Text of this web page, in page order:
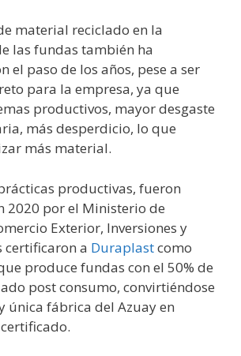
material reciclado en la
las fundas también ha
el paso de los años, pese a ser
para la empresa, ya que
productivos, mayor desgaste
más desperdicio, lo que
más material.
productivas, fueron
2020 por el Ministerio de
Exterior, Inversiones y
certificaron a Duraplastcomo
produce fundas con el 50% de
post consumo, convirtiéndose
única fábrica del Azuay en